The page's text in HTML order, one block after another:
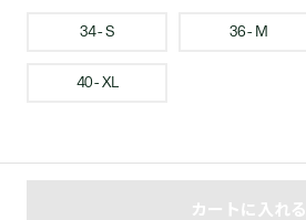
34 - S 36 - M
40 - XL
カートに入れる